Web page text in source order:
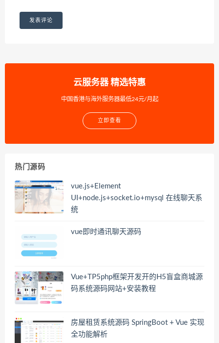
云服务器 精选特惠
中国香港与海外服务器最低24元/月起
立即查看
热门源码
vue.js+Element
UI+node.js+socket.io+mysql 在线聊天系
统
vue即时通讯聊天源码
Vue+TP5php框架开发开的H5盲盒商城源
码系统源码网站+安装教程
房屋租赁系统源码 SpringBoot + Vue 实现
全功能解析